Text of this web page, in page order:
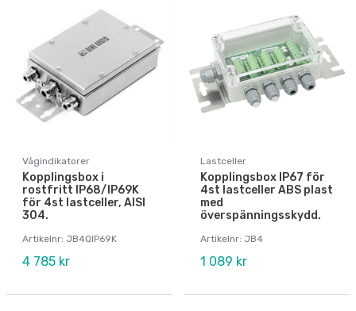
Vågindikatorer
Kopplingsbox i
rostfritt IP68/IP69K
för 4st lastceller, AISI
304.
Artikelnr: JB4QIP69K
4 785 kr
Lastceller
Kopplingsbox IP67 för
4st lastceller ABS plast
med
överspänningsskydd.
Artikelnr: JB4
1 089 kr